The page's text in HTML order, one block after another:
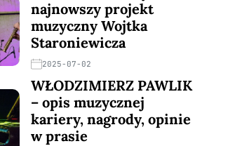
najnowszy projekt
muzyczny Wojtka
Staroniewicza
2025-07-02
WŁODZIMIERZ PAWLIK
– opis muzycznej
kariery, nagrody, opinie
w prasie